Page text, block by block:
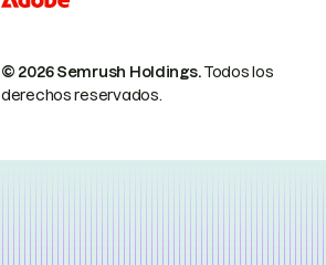
© 2026 Semrush Holdings.Todos los
derechos reservados.